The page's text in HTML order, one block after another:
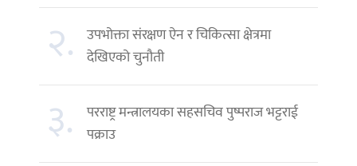
२. उपभोक्ता संरक्षण ऐन र चिकित्सा क्षेत्रमा
देखिएको चुनौती
३.
परराष्ट्र मन्त्रालयका सहसचिव पुष्पराज भट्टराई
पक्राउ